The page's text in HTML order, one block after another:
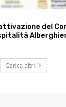
del
Carica altri